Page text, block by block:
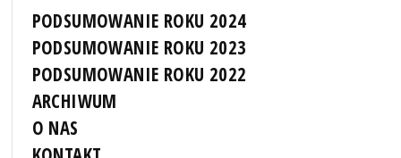
PODSUMOWANIE ROKU 2024
PODSUMOWANIE ROKU 2023
PODSUMOWANIE ROKU 2022
ARCHIWUM
O NAS